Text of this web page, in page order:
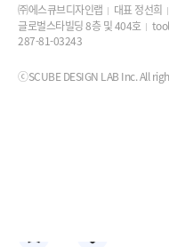
㈜에스큐브디자인랩 대표 정선희
글로벌스타빌딩 8층 및 404호
287-81-03243
ⓒSCUBE DESIGN LAB Inc. All